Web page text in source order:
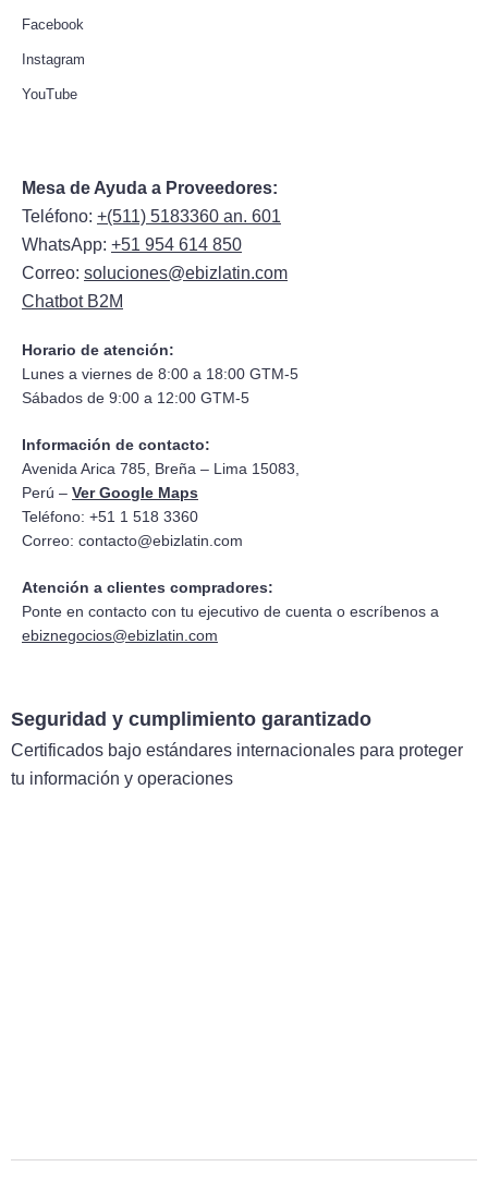
Facebook
Instagram
YouTube
Mesa de Ayuda a Proveedores:
Teléfono: +(511) 5183360 an. 601
WhatsApp: +51 954 614 850
Correo: soluciones@ebizlatin.com
Chatbot B2M
Horario de atención:
Lunes a viernes de 8:00 a 18:00 GTM-5
Sábados de 9:00 a 12:00 GTM-5
Información de contacto:
Avenida Arica 785, Breña – Lima 15083,
Perú – Ver Google Maps
Teléfono: +51 1 518 3360
Correo: contacto@ebizlatin.com
Atención a clientes compradores:
Ponte en contacto con tu ejecutivo de cuenta o escríbenos a
ebiznegocios@ebizlatin.com
Seguridad y cumplimiento garantizado
Certificados bajo estándares internacionales para proteger
tu información y operaciones